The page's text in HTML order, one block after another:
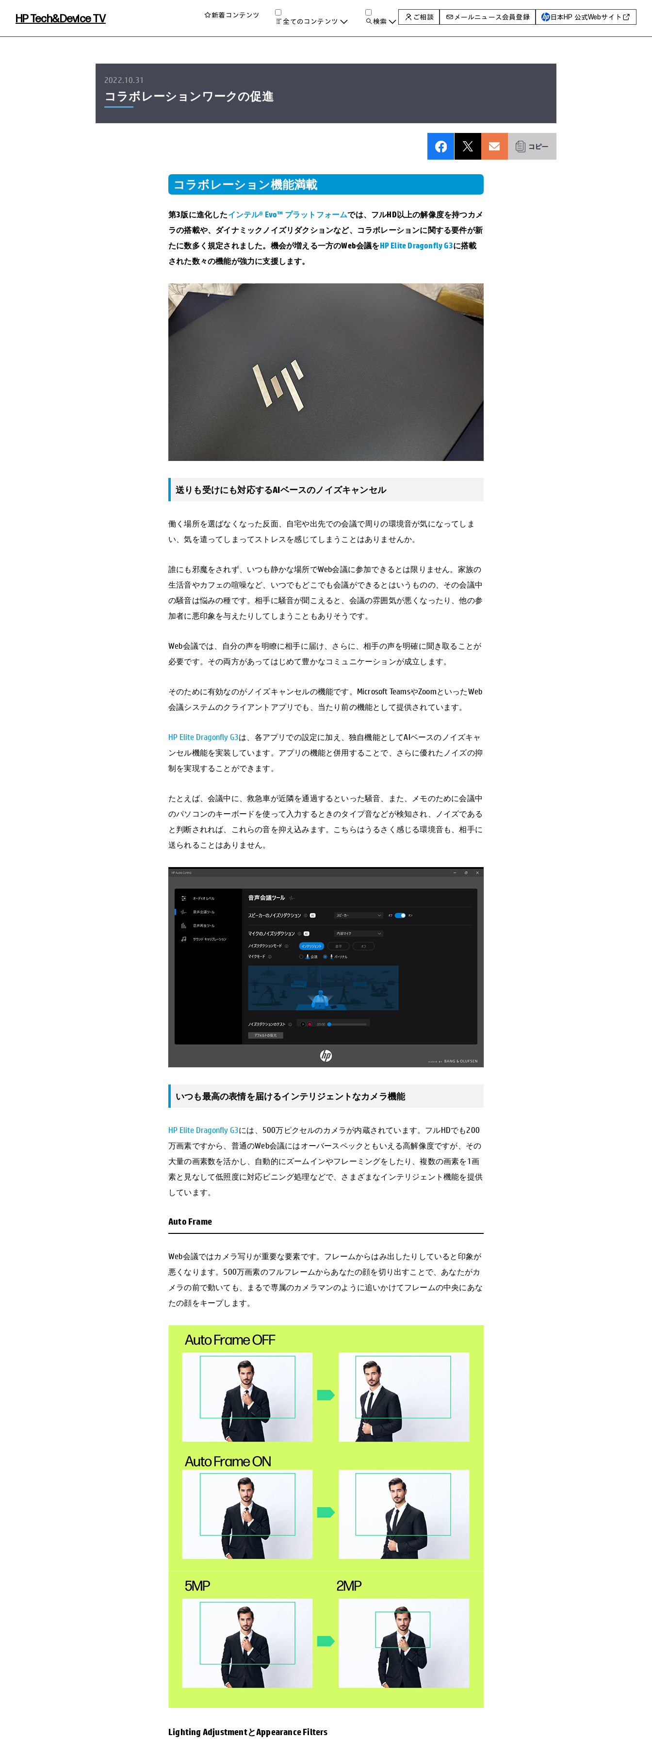
HP Tech&Device TV 新着コンテンツ
全てのコンテンツ
チャンネル
教育とテクノロジー
ハイブリッドワーク
タグ
WXP（DEXツール）
タグ一覧
検索 ご相談 メールニュース会員登録 日本HP 公式Webサイト
2022.10.31
コラボレーションワークの促進
コラボレーション機能満載
第3版に進化したインテル® Evo™ プラットフォームでは、フルHD以上の解像度を持つカメ
ラの搭載や、ダイナミックノイズリダクションなど、コラボレーションに関する要件が新
たに数多く規定されました。機会が増える一方のWeb会議をHP Elite Dragonfly G3に搭載
された数々の機能が強力に支援します。
送りも受けにも対応するAIベースのノイズキャンセル
働く場所を選ばなくなった反面、自宅や出先での会議で周りの環境音が気になってしま
い、気を遣ってしまってストレスを感じてしまうことはありませんか。
誰にも邪魔をされず、いつも静かな場所でWeb会議に参加できるとは限りません。家族の
生活音やカフェの喧噪など、いつでもどこでも会議ができるとはいうものの、その会議中
の騒音は悩みの種です。相手に騒音が聞こえると、会議の雰囲気が悪くなったり、他の参
加者に悪印象を与えたりしてしまうこともありそうです。
Web会議では、自分の声を明瞭に相手に届け、さらに、相手の声を明確に聞き取ることが
必要です。その両方があってはじめて豊かなコミュニケーションが成立します。
そのために有効なのがノイズキャンセルの機能です。Microsoft TeamsやZoomといったWeb
会議システムのクライアントアプリでも、当たり前の機能として提供されています。
HP Elite Dragonfly G3は、各アプリでの設定に加え、独自機能としてAIベースのノイズキャ
ンセル機能を実装しています。アプリの機能と併用することで、さらに優れたノイズの抑
制を実現することができます。
たとえば、会議中に、救急車が近隣を通過するといった騒音、また、メモのために会議中
のパソコンのキーボードを使って入力するときのタイプ音などが検知され、ノイズである
と判断されれば、これらの音を抑え込みます。こちらはうるさく感じる環境音も、相手に
送られることはありません。
いつも最高の表情を届けるインテリジェントなカメラ機能
HP Elite Dragonfly G3には、500万ピクセルのカメラが内蔵されています。フルHDでも200
万画素ですから、普通のWeb会議にはオーバースペックともいえる高解像度ですが、その
大量の画素数を活かし、自動的にズームインやフレーミングをしたり、複数の画素を1画
素と見なして低照度に対応ビニング処理などで、さまざまなインテリジェント機能を提供
しています。
Auto Frame
Web会議ではカメラ写りが重要な要素です。フレームからはみ出したりしていると印象が
悪くなります。500万画素のフルフレームからあなたの顔を切り出すことで、あなたがカ
メラの前で動いても、まるで専属のカメラマンのように追いかけてフレームの中央にあな
たの顔をキープします。
Lighting AdjustmentとAppearance Filters